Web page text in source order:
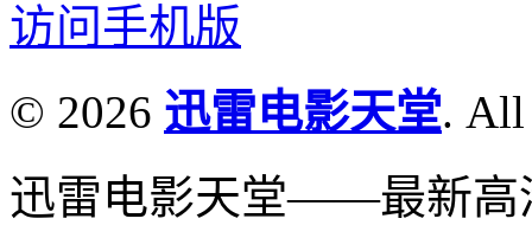
访问手机版
© 2026 迅雷电影天堂. All
迅雷电影天堂——最新高